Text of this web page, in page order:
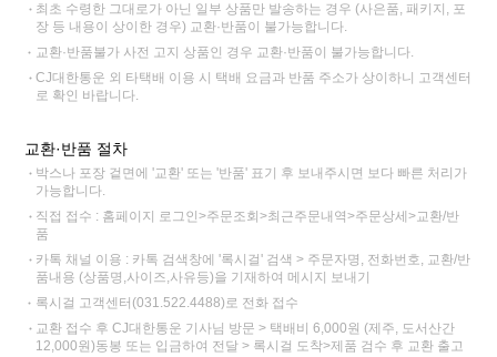
최초 수령한 그대로가 아닌 일부 상품만 발송하는 경우 (사은품, 패키지, 포
장 등 내용이 상이한 경우) 교환·반품이 불가능합니다.
교환·반품불가 사전 고지 상품인 경우 교환·반품이 불가능합니다.
CJ대한통운 외 타택배 이용 시 택배 요금과 반품 주소가 상이하니 고객센터
로 확인 바랍니다.
교환·반품 절차
박스나 포장 겉면에 '교환' 또는 '반품' 표기 후 보내주시면 보다 빠른 처리가
가능합니다.
직접 접수 : 홈페이지 로그인>주문조회>최근주문내역>주문상세>교환/반
품
카톡 채널 이용 : 카톡 검색창에 '록시걸' 검색 > 주문자명, 전화번호, 교환/반
품내용 (상품명,사이즈,사유등)을 기재하여 메시지 보내기
록시걸 고객센터(031.522.4488)로 전화 접수
교환 접수 후 CJ대한통운 기사님 방문 > 택배비 6,000원 (제주, 도서산간
12,000원)동봉 또는 입금하여 전달 > 록시걸 도착>제품 검수 후 교환 출고